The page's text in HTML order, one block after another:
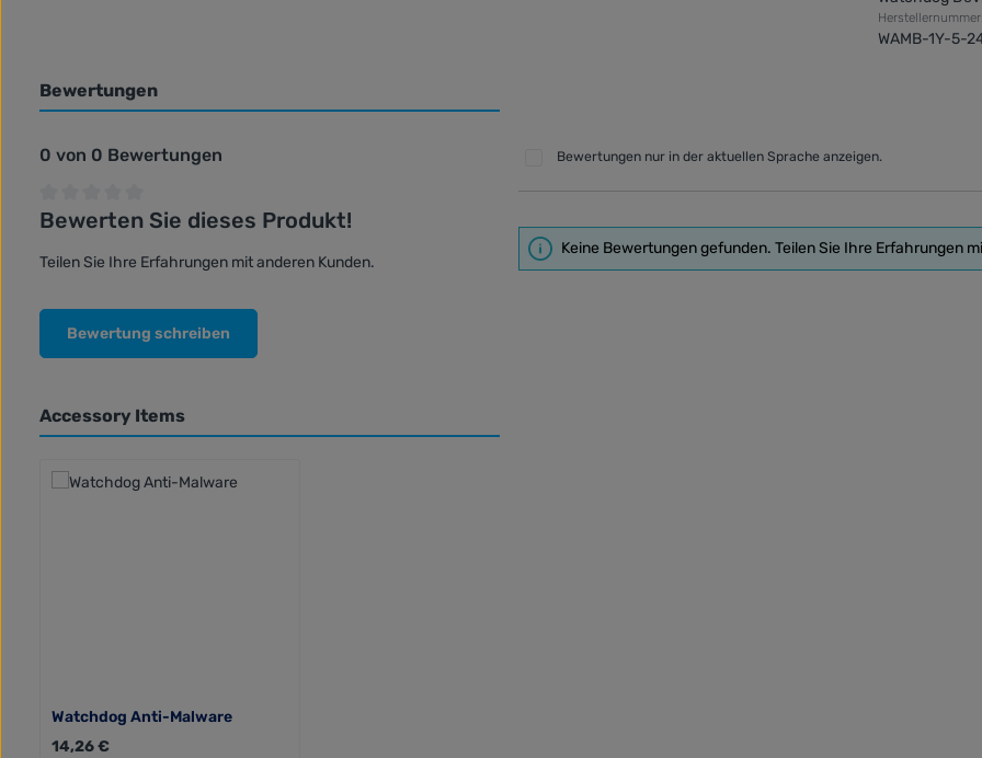
Herstellernummer:
WAMB-1Y-5-
Bewertungen
0 von 0 Bewertungen
Durchschnittliche Bewertung von 0 von 5 Sternen
Bewerten Sie dieses Produkt!
Teilen Sie Ihre Erfahrungen mit anderen Kunden.
Bewertung schreiben
Bewertungen nur in der aktuellen Sprache anzeigen.
Keine Bewertungen gefunden. Teilen Sie Ihre Erfahrungen
Accessory Items
Produktgalerie überspringen
Watchdog Anti-Malware
Regulärer Preis:
14,26 €